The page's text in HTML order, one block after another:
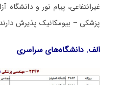
غیرانتفاعی، پیام نور و
پزشکی – بیومکانیک پذیرش
الف. دانشگاه‌های سراسری